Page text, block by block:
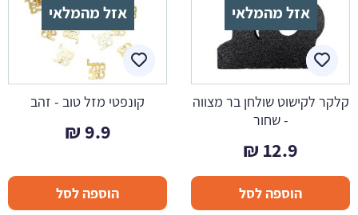
אזל מהמלאי
קלקר לקישוט שולחן בר מצווה
- שחור
12.9
₪
הוספה לסל
אזל מהמלאי
קונפטי מזל טוב - זהב
9.9
₪
הוספה לסל